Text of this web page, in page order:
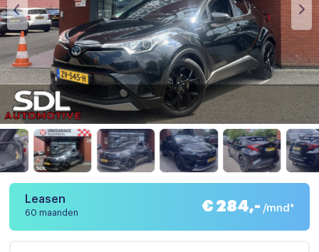
Leasen
60 maanden € 284,- /mnd*